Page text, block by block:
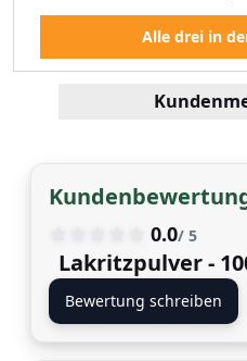
0.0/ 5
Lakritzpulver -
Bewertung schreiben